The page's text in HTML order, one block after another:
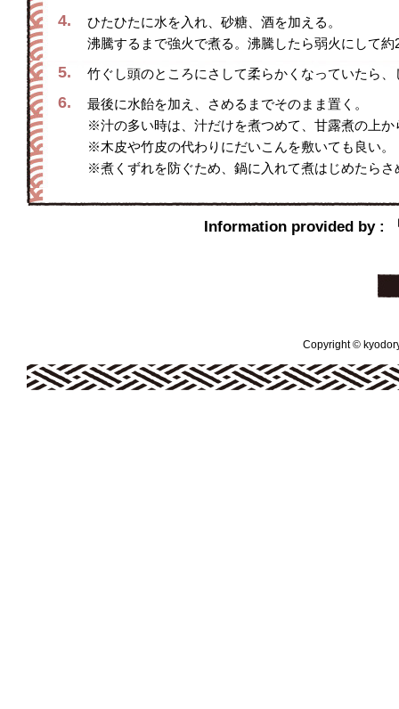
4.
ひたひたに水を入れ、砂糖、酒を加える。
沸騰するまで強火で煮る。沸騰したら弱火にして約
5. 竹ぐし頭のところにさして柔らかくなっていたら
6.
最後に水飴を加え、さめるまでそのまま置く。
※汁の多い時は、汁だけを煮つめて、甘露煮の上か
※木皮や竹皮の代わりにだいこんを敷いても良い。
※煮くずれを防ぐため、鍋に入れて煮はじめたら
Information provided by :
Copyright ©